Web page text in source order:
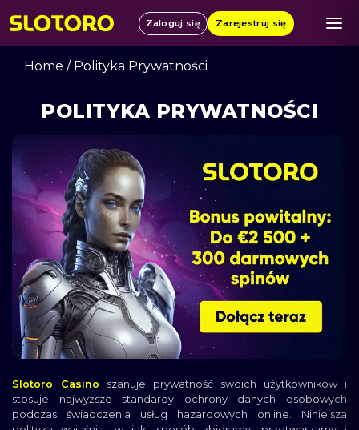
Zaloguj się Zarejestruj się
Home / Polityka Prywatności
POLITYKA PRYWATNOŚCI
Slotoro Casino szanuje prywatność swoich użytkowników i
stosuje najwyższe standardy ochrony danych osobowych
podczas świadczenia usług hazardowych online. Niniejsza